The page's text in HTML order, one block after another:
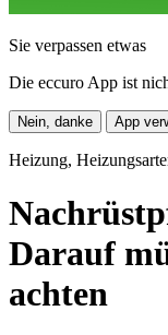
Sie verpassen etwas
Die eccuro App ist
Nein, danke App
Heizung,
Darauf
achten